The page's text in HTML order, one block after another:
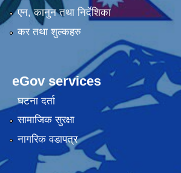
एन, कानुन तथा निर्देशिका
कर तथा शुल्कहरु
eGov services
घटना दर्ता
सामाजिक सुरक्षा
नागरिक वडापत्र